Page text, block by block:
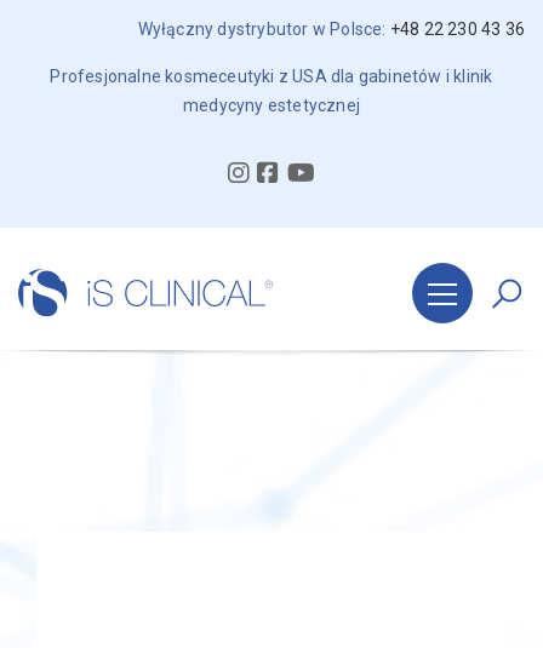
Wyłączny dystrybutor w Polsce: +48 22 230 43 36
Profesjonalne kosmeceutyki z USA dla gabinetów i klinik
medycyny estetycznej